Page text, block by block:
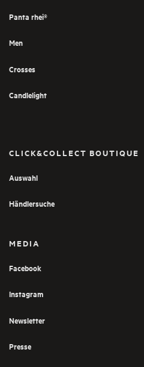
Panta rhei®
Men
Crosses
Candlelight
CLICK&COLLECT BOUTIQUE
Auswahl
Händlersuche
MEDIA
Facebook
Instagram
Newsletter
Presse